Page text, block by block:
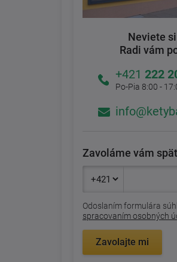
Neviete
Radi vám
+421 222
Po-Pia 8:00 -
Zavoláme vám späť
Odoslaním formulára
spracovaním osobných
Zavolajte mi